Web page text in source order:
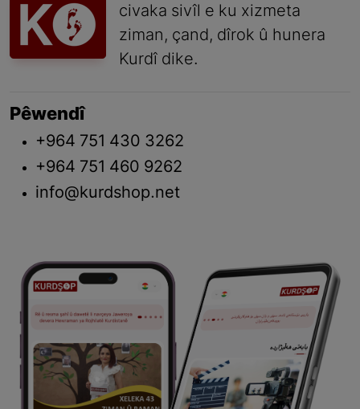
civaka sivîl e ku xizmeta
ziman, çand, dîrok û hunera
Kurdî dike.
Pêwendî
+964 751 430 3262
+964 751 460 9262
info@kurdshop.net